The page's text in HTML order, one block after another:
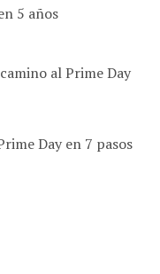
5 años
al Prime Day
Day en 7 pasos